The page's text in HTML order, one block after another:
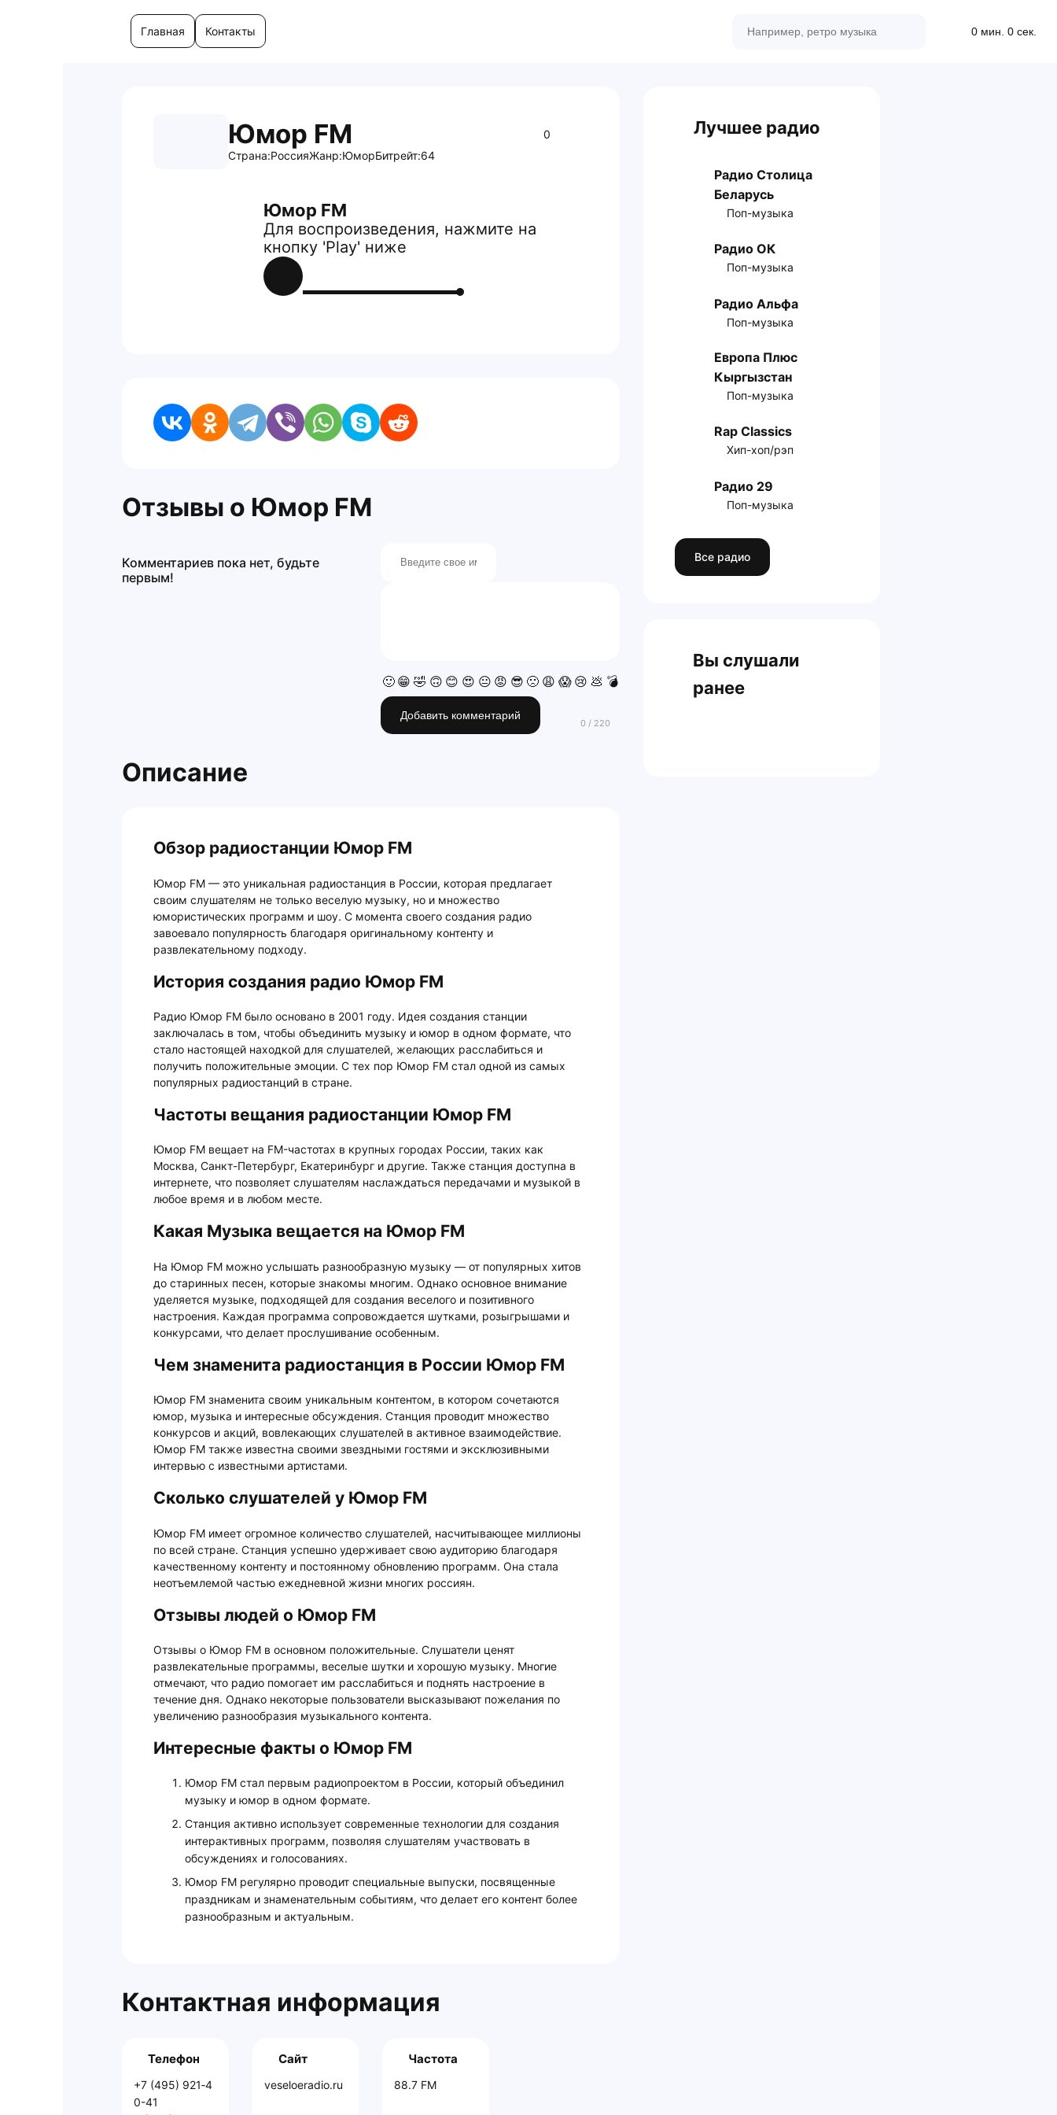
Главная Контакты 0 мин. 0 сек.
Юмор FM
0
Страна:РоссияЖанр:ЮморБитрейт:64
Юмор FM
Для воспроизведения, нажмите на
кнопку 'Play' ниже
Отзывы о Юмор FM
🙂 😁 🤣 🙃 😊 😍 😐 😡 😎 🙁 😩 😱 😢 💩 💣
Добавить комментарий
Комментариев пока нет, будьте
первым!
Описание
Обзор радиостанции Юмор FM
Юмор FM — это уникальная радиостанция в России, которая предлагает
своим слушателям не только веселую музыку, но и множество
юмористических программ и шоу. С момента своего создания радио
завоевало популярность благодаря оригинальному контенту и
развлекательному подходу.
История создания радио Юмор FM
Радио Юмор FM было основано в 2001 году. Идея создания станции
заключалась в том, чтобы объединить музыку и юмор в одном формате, что
стало настоящей находкой для слушателей, желающих расслабиться и
получить положительные эмоции. С тех пор Юмор FM стал одной из самых
популярных радиостанций в стране.
Частоты вещания радиостанции Юмор FM
Юмор FM вещает на FM-частотах в крупных городах России, таких как
Москва, Санкт-Петербург, Екатеринбург и другие. Также станция доступна в
интернете, что позволяет слушателям наслаждаться передачами и музыкой в
любое время и в любом месте.
Какая Музыка вещается на Юмор FM
На Юмор FM можно услышать разнообразную музыку — от популярных хитов
до старинных песен, которые знакомы многим. Однако основное внимание
уделяется музыке, подходящей для создания веселого и позитивного
настроения. Каждая программа сопровождается шутками, розыгрышами и
конкурсами, что делает прослушивание особенным.
Чем знаменита радиостанция в России Юмор FM
Юмор FM знаменита своим уникальным контентом, в котором сочетаются
юмор, музыка и интересные обсуждения. Станция проводит множество
конкурсов и акций, вовлекающих слушателей в активное взаимодействие.
Юмор FM также известна своими звездными гостями и эксклюзивными
интервью с известными артистами.
Сколько слушателей у Юмор FM
Юмор FM имеет огромное количество слушателей, насчитывающее миллионы
по всей стране. Станция успешно удерживает свою аудиторию благодаря
качественному контенту и постоянному обновлению программ. Она стала
неотъемлемой частью ежедневной жизни многих россиян.
Отзывы людей о Юмор FM
Отзывы о Юмор FM в основном положительные. Слушатели ценят
развлекательные программы, веселые шутки и хорошую музыку. Многие
отмечают, что радио помогает им расслабиться и поднять настроение в
течение дня. Однако некоторые пользователи высказывают пожелания по
увеличению разнообразия музыкального контента.
Интересные факты о Юмор FM
Юмор FM стал первым радиопроектом в России, который объединил
музыку и юмор в одном формате.
Станция активно использует современные технологии для создания
интерактивных программ, позволяя слушателям участвовать в
обсуждениях и голосованиях.
Юмор FM регулярно проводит специальные выпуски, посвященные
праздникам и знаменательным событиям, что делает его контент более
разнообразным и актуальным.
Контактная информация
Телефон
+7 (495) 921‑4
0-41
Сайт
veseloeradio.ru
Частота
88.7 FM
Лучшее радио
Радио Столица
Беларусь
Поп-музыка
Радио ОК
Поп-музыка
Радио Альфа
Поп-музыка
Европа Плюс
Кыргызстан
Поп-музыка
Rap Classics
Хип-хоп/рэп
Радио 29
Поп-музыка
Все радио
Вы слушали
ранее